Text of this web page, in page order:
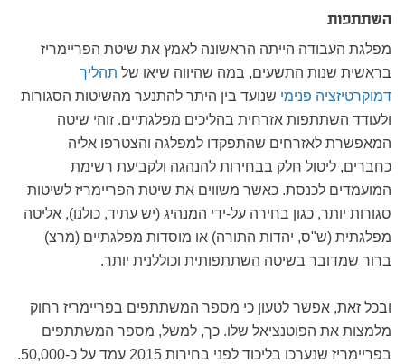
השתתפות
מפלגת העבודה הייתה הראשונה לאמץ את שיטת הפריימריז
בראשית שנות התשעים, במה שהיווה שיאו של תהליך
דמוקרטיזציה פנימי שנועד בין היתר להתנער מהשיטות הסגורות
ולעודד השתתפות אזרחית בהליכים מפלגתיים. זוהי שיטה
המאפשרת לאזרחים שהתפקדו למפלגה והצטרפו אליה
כחברים, ליטול חלק בבחירות להנהגה ולקביעת רשימת
המועמדים לכנסת. כאשר משווים את שיטת הפריימריז לשיטות
סגורות יותר, כגון בחירה על-ידי המנהיג (יש עתיד, כולנו), אליטה
מפלגתית (ש"ס, יהדות התורה) או מוסדות מפלגתיים (מרצ)
ברור שמדובר בשיטה השתתפותית וכוללנית יותר.
ובכל זאת, אפשר לטעון כי מספר המשתתפים בפריימריז רחוק
מלמצות את הפוטנציאל שלו. כך, למשל, מספר המשתתפים
בפריימריז שנערכו בליכוד לפני בחירות 2015 עמד על כ-50,000.